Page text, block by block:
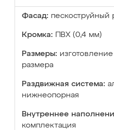
Фасад: пескоструйный
Кромка: ПВХ (0,4 мм)
Размеры:
размера
Раздвижная система:
нижнеопорная
Внутреннее
комплектация